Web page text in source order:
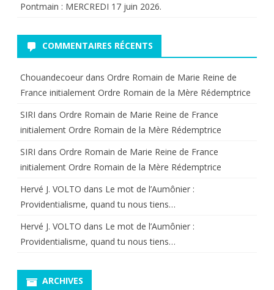
Pontmain : MERCREDI 17 juin 2026.
COMMENTAIRES RÉCENTS
Chouandecoeur dans Ordre Romain de Marie Reine de
France initialement Ordre Romain de la Mère Rédemptrice
SIRI dans Ordre Romain de Marie Reine de France
initialement Ordre Romain de la Mère Rédemptrice
SIRI dans Ordre Romain de Marie Reine de France
initialement Ordre Romain de la Mère Rédemptrice
Hervé J. VOLTO dans Le mot de l’Aumônier :
Providentialisme, quand tu nous tiens…
Hervé J. VOLTO dans Le mot de l’Aumônier :
Providentialisme, quand tu nous tiens…
ARCHIVES